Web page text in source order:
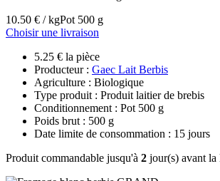
10.50 € / kgPot 500 g
Choisir une livraison
5.25 € la pièce
Producteur : Gaec Lait Berbis
Agriculture : Biologique
Type produit : Produit laitier de brebis
Conditionnement : Pot 500 g
Poids brut : 500 g
Date limite de consommation : 15 jours
Produit commandable jusqu'à 2 jour(s) avant la